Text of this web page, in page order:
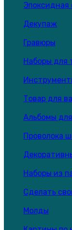
Эпоксидная
Декупаж
Гравюры
Наборы для
Товар для
Альбомы
Проволока
Наборы из
Сделать
Молды